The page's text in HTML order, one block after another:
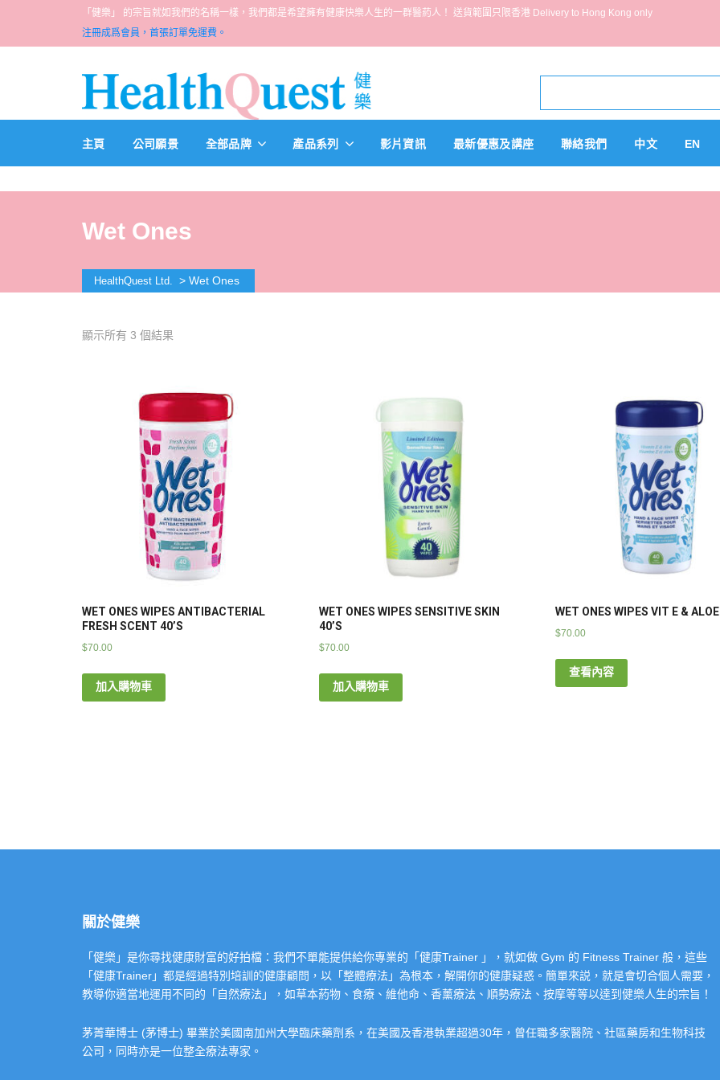
「健樂」 的宗旨就如我們的名稱一樣，我們都是希望擁有健康快樂人生的一群醫葯人！ 送貨範圍只限香港 Delivery to Hong Kong only
注冊成爲會員，首張訂單免運費。
主頁 公司願景 全部品牌 產品系列 影片資訊 最新優惠及講座 聯絡我們 中文 EN
Wet Ones
HealthQuest Ltd. > Wet Ones
顯示所有 3 個結果
WET ONES WIPES ANTIBACTERIAL
FRESH SCENT 40’S
$70.00
加入購物車
WET ONES WIPES SENSITIVE SKIN
40’S
$70.00
加入購物車
WET ONES WIPES VIT E &
$70.00
查看內容
關於健樂
「健樂」是你尋找健康財富的好拍檔：我們不單能提供給你專業的「健康Trainer 」，就如做 Gym 的 Fitness Trainer 般，這些
「健康Trainer」都是經過特別培訓的健康顧問，以「整體療法」為根本，解開你的健康疑惑。簡單來説，就是會切合個人需要，
教導你適當地運用不同的「自然療法」，如草本葯物、食療、維他命、香薰療法、順勢療法、按摩等等以達到健樂人生的宗旨！
茅菁華博士 (茅博士) 畢業於美國南加州大學臨床藥劑系，在美國及香港執業超過30年，曾任職多家醫院、社區藥房和生物科技
公司，同時亦是一位整全療法專家。